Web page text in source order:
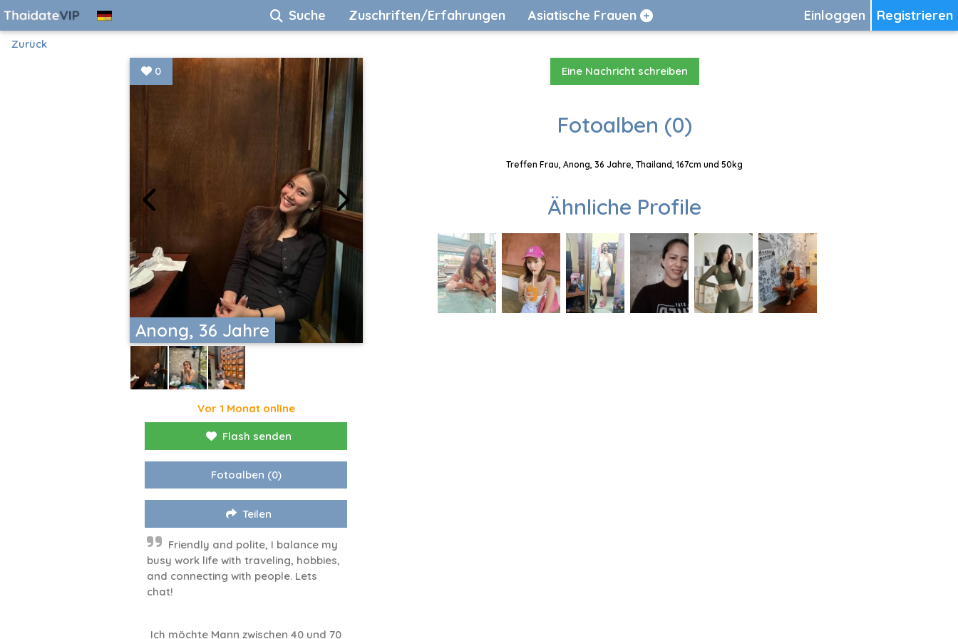
Registrieren
Einloggen
Suche Zuschriften/Erfahrungen Asiatische Frauen
Zurück
Anong, 36 Jahre
0
Vor 1 Monat online
Flash senden
Fotoalben (0)
Teilen
Friendly and polite, I balance my
busy work life with traveling, hobbies,
and connecting with people. Lets
chat!
Ich möchte Mann zwischen 40 und 70
Eine Nachricht schreiben
Fotoalben (0)
Treffen Frau, Anong, 36 Jahre, Thailand, 167cm und 50kg
Ähnliche Profile